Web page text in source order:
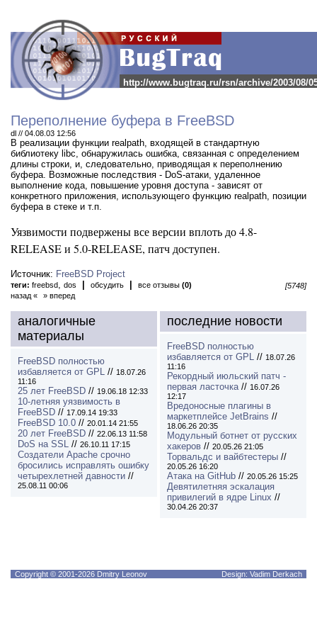
http://www.bugtraq.ru/rsn/archive/2003/08/
Переполнение буфера в FreeBSD
dl // 04.08.03 12:56
В реализации функции realpath, входящей в стандартную
библиотеку libc, обнаружилась ошибка, связанная с определением
длины строки, и, следовательно, приводящая к переполнению
буфера. Возможные последствия - DoS-атаки, удаленное
выполнение кода, повышение уровня доступа - зависят от
конкретного приложения, использующего функцию realpath, позиции
буфера в стеке и т.п.
Уязвимости подвержены все версии вплоть до 4.8-
RELEASE и 5.0-RELEASE, патч доступен.
Источник: FreeBSD Project
теги: freebsd, dos обсудить все отзывы (0)
[5748]
назад «
» вперед
аналогичные
материалы
FreeBSD полностью
избавляется от GPL // 18.07.26
11:16
25 лет FreeBSD // 19.06.18 12:33
10-летняя уязвимость в
FreeBSD // 17.09.14 19:33
FreeBSD 10.0 // 20.01.14 21:55
20 лет FreeBSD // 22.06.13 11:58
DoS на SSL // 26.10.11 17:15
Создатели Apache срочно
бросились исправлять ошибку
четырехлетней давности //
25.08.11 00:06
последние новости
FreeBSD полностью
избавляется от GPL // 18.07.26
11:16
Рекордный июльский патч -
первая ласточка// 16.07.26
12:17
Вредоносные плагины в
маркетплейсе JetBrains //
18.06.26 20:35
Модульный ботнет от русских
хакеров // 20.05.26 21:05
Торвальдс и вайбтестеры //
20.05.26 16:20
Атака на GitHub // 20.05.26 15:25
Девятилетняя эскалация
привилегий в ядре Linux //
30.04.26 20:37
Copyright © 2001-2026 Dmitry Leonov Design: Vadim Derkach